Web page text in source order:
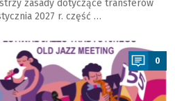
zasady dotyczące transferów
2027 r. część …
0